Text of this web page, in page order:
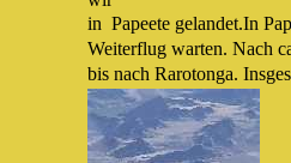
in Papeete gelandet.In
Weiterflug warten. Nach
bis nach Rarotonga.